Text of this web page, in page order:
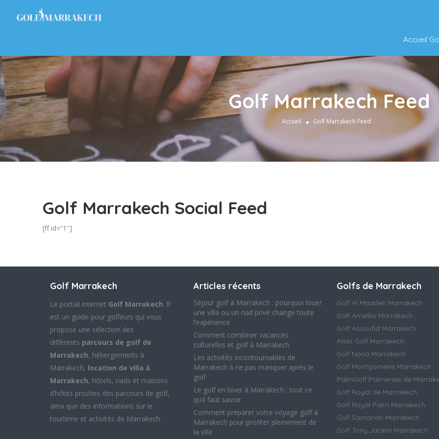
Accueil
Golf Marrakech Feed
Accueil Golf Marrakech Feed
Golf Marrakech Social Feed
[ff id=”1″]
Golf Marrakech
Le portail internet Golf Marrakech .fr
est un guide pour golfeurs qui vous
propose une sélection des
différents parcours de golf de
Marrakech, hébergements à
Marrakech, location de villa à
Marrakech, hôtels, riads et maisons
d’hôtes proches des parcours de golf,
ainsi que des informations sur le
tourisme et activités de Marrakech.
Articles récents
Séjour golf à Marrakech : pourquoi louer
une villa ou un riad privé change toute
l’expérience
Comment combiner vacances
culturelles et golf à Marrakech
Les activités incontournables de
Marrakech à ne pas manquer après le
golf
Le golf en hiver à Marrakech : tout ce
qu’il faut savoir
Comment préparer votre voyage golf à
Marrakech pour profiter pleinement de
la ville
Golfs de Marrakech
Golf Al Maaden Marrakech
Golf Amelkis Marrakech
Golf Assoufid Marrakech
Atlas Golf Marrakech
Golf Noria Marrakech
Golf Montgomerie Marrakech
PalmGolf Palmeraie de
Golf Royal de Marrakech
Golf Royal Palm Marrakech
Golf Samanah Marrakech
Golf Tony Jacklin Marrakech